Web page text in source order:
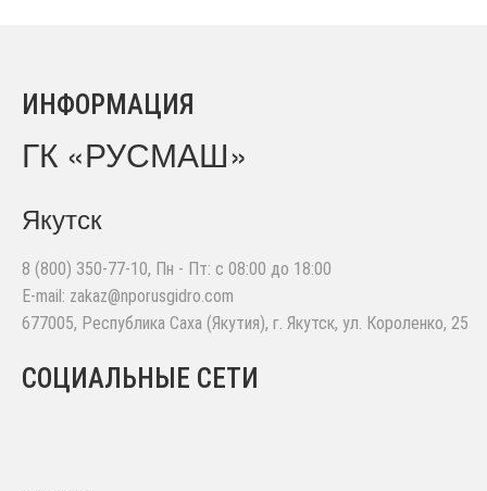
ИНФОРМАЦИЯ
ГК «РУСМАШ»
Якутск
8 (800) 350-77-10, Пн - Пт: с 08:00 до 18:00
E-mail: zakaz@nporusgidro.com
677005, Республика Саха (Якутия), г. Якутск, ул. Короленко, 25
СОЦИАЛЬНЫЕ СЕТИ